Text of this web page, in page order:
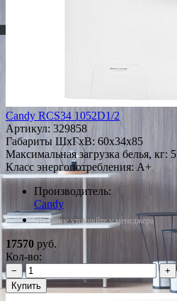
Candy RCS34 1052D1/2
Артикул: 329858
Габариты ШxГxВ: 60x34x85
Максимальная загрузка белья, кг: 5
Класс энергопотребления: A+
Производитель:
Candy
*Наличие уточняйте у менеджера
17570 руб.
Кол-во:
−
+
Купить